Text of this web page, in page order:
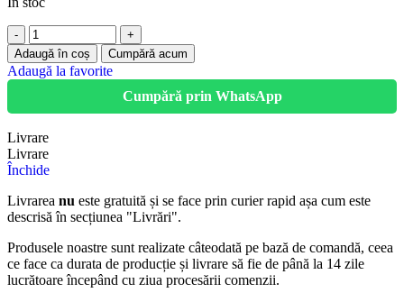
Adaugă în coș Cumpără acum
Adaugă la favorite
Cumpără prin WhatsApp
Livrare
Livrare
Închide
Livrarea nu este gratuită și se face prin curier rapid așa cum este
descrisă în secțiunea "Livrări".
Produsele noastre sunt realizate câteodată pe bază de comandă, ceea
ce face ca durata de producție și livrare să fie de până la 14 zile
lucrătoare începând cu ziua procesării comenzii.